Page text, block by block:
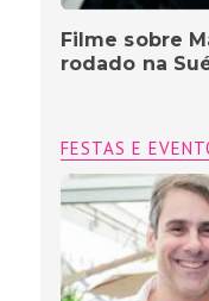
Filme sobre
rodado na
FESTAS E